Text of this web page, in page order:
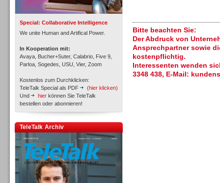
Special: Collaborative Intelligence
We unite Human and Artifical Power.
In Kooperation mit:
Avaya, Bucher+Suter, Calabrio, Five 9,
Parloa, Sogedes, USU, Vier, Zoom
Kostenlos zum Durchklicken:
TeleTalk Special als PDF
(hier klicken)
Und
hier können Sie TeleTalk
bestellen oder abonnieren!
TeleTalk Archiv
Inbound
Bitte beachten Sie:
Der Abdruck von
Ansprechpartner sowie
kostenpflichtig.
Interessenten wenden
3348 438, E-Mail: